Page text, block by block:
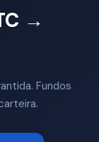
→
Fundos